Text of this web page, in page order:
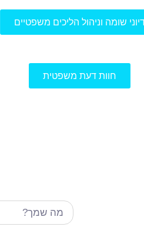
שומה וניהול הליכים משפטיים
חוות דעת משפטית